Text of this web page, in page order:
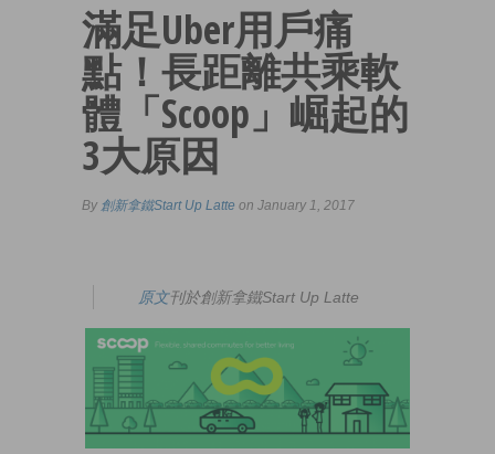
滿足Uber用戶痛
點！長距離共乘軟
體「Scoop」崛起的
3大原因
By 創新拿鐵Start Up Latte on January 1, 2017
原文刊於創新拿鐵Start Up Latte